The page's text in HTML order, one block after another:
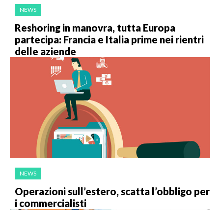
NEWS
Reshoring in manovra, tutta Europa
partecipa: Francia e Italia prime nei rientri
delle aziende
NEWS
Operazioni sull’estero, scatta l’obbligo per
i commercialisti